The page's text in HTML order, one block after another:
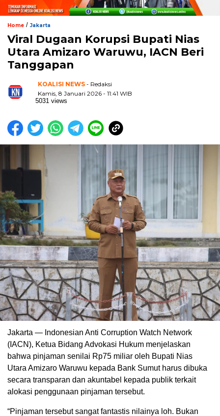
Home / Jakarta
Viral Dugaan Korupsi Bupati Nias
Utara Amizaro Waruwu, IACN Beri
Tanggapan
KOALISI NEWS - Redaksi
Kamis, 8 Januari 2026 - 11:41 WIB
5031 views
Jakarta — Indonesian Anti Corruption Watch Network
(IACN), Ketua Bidang Advokasi Hukum menjelaskan
bahwa pinjaman senilai Rp75 miliar oleh Bupati Nias
Utara Amizaro Waruwu kepada Bank Sumut harus dibuka
secara transparan dan akuntabel kepada publik terkait
alokasi penggunaan pinjaman tersebut.
“Pinjaman tersebut sangat fantastis nilainya loh. Bukan